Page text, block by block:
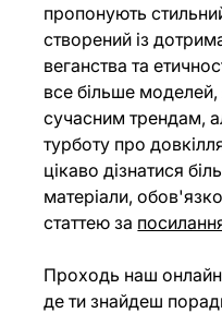
пропонують
створений із
веганства та
все більше моделей,
сучасним трендам,
турботу про
цікаво дізнатися
матеріали,
статтею за
Проходь наш
де ти знайдеш